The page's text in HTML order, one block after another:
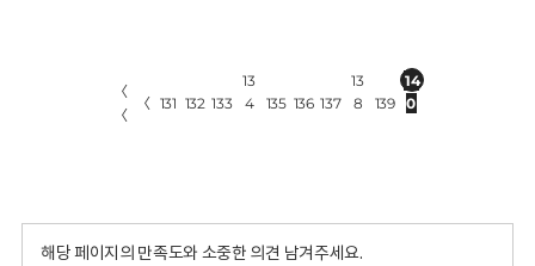
〈
〈
〈 131 132 133
13
4
135 136 137
13
8
139
14
0
해당 페이지의 만족도와 소중한 의견 남겨주세요.